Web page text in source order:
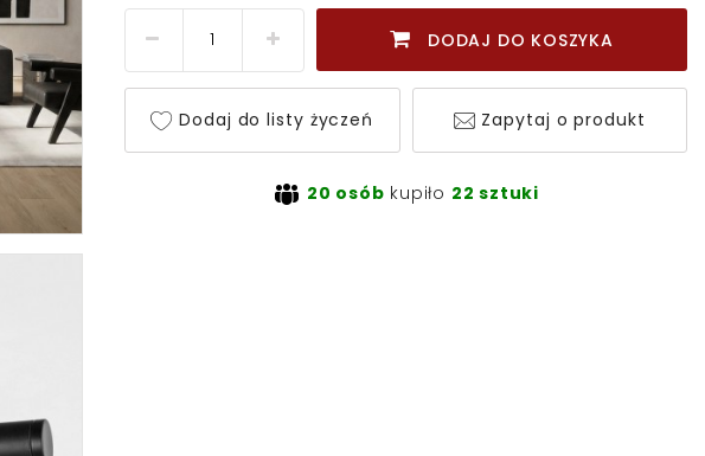
DODAJ DO KOSZYKA
Dodaj do listy życzeń Zapytaj o produkt
20 osób kupiło 22 sztuki